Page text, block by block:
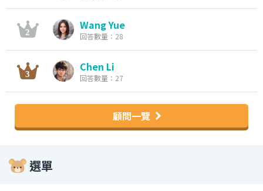
Wang Yue
回答數量：28
Chen Li
回答數量：27
顧問一覽
選單